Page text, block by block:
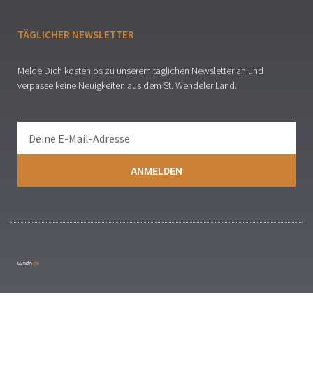
TÄGLICHER NEWSLETTER
Melde Dich kostenlos zu unserem täglichen Newsletter an und
verpasse keine Neuigkeiten aus dem St. Wendeler Land.
ANMELDEN